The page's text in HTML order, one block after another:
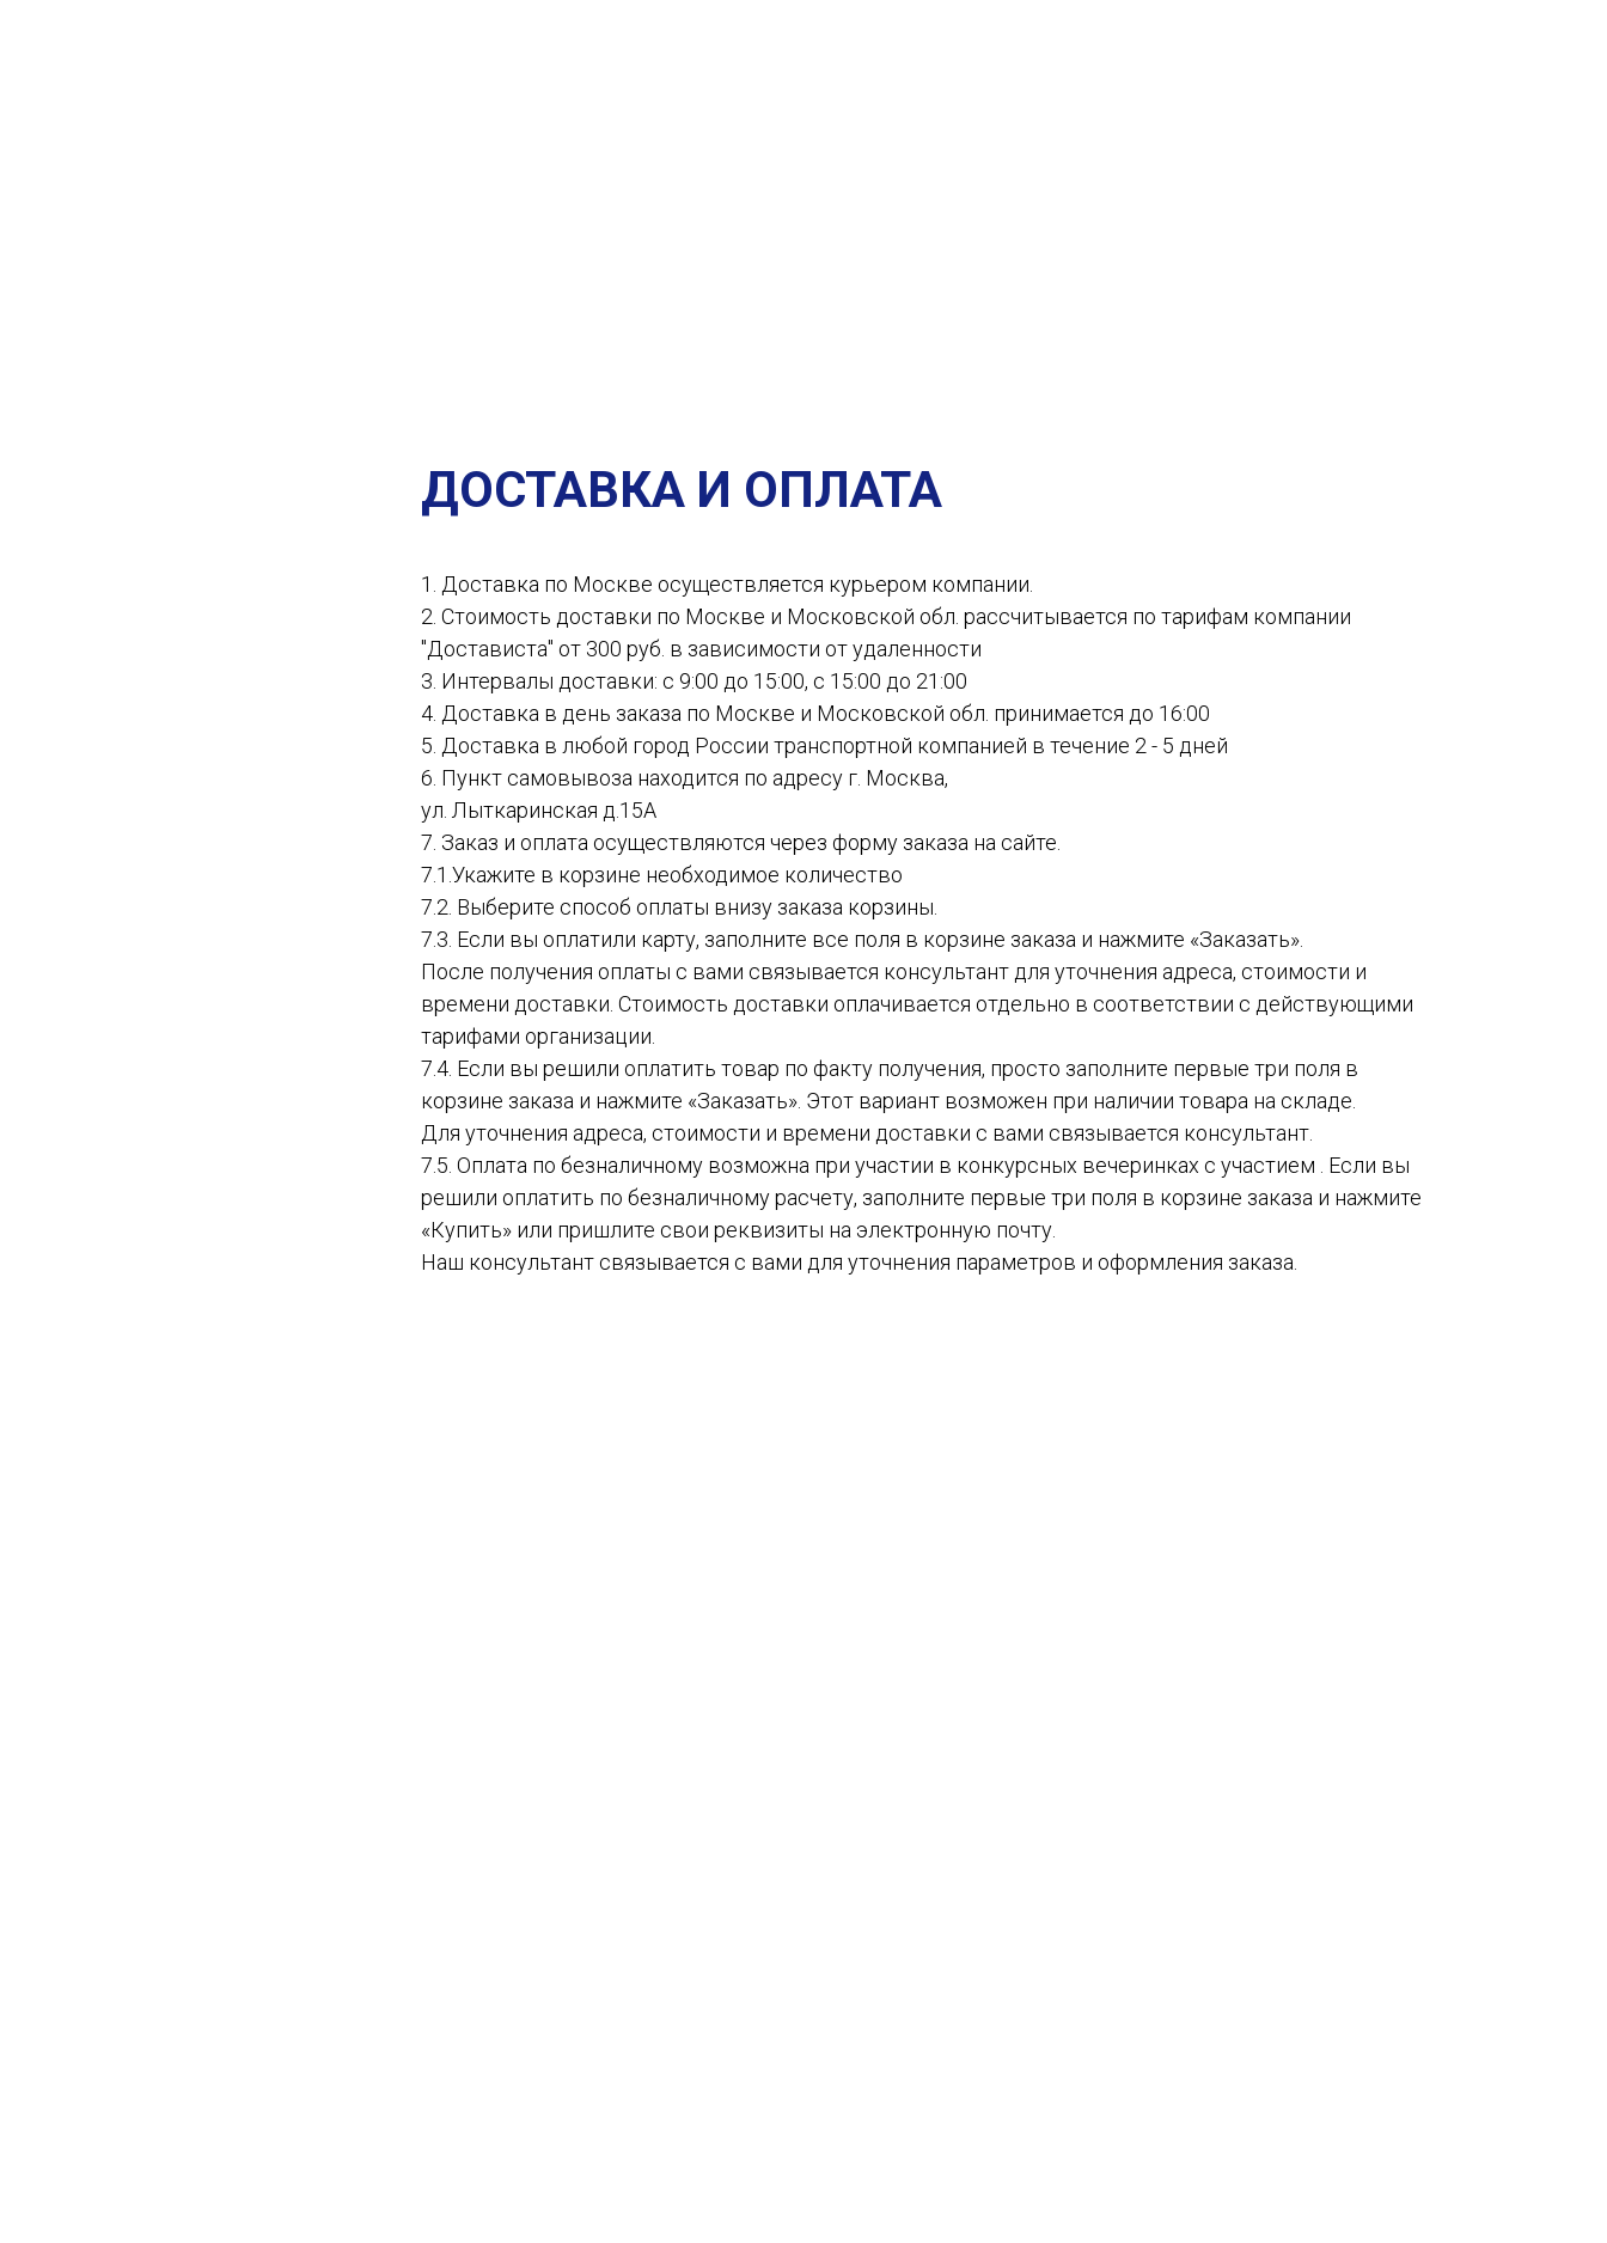
ДОСТАВКА И ОПЛАТА
1. Доставка по Москве осуществляется курьером компании.
2. Стоимость доставки по Москве и Московской обл. рассчитывается по тарифам компании
"Достависта" от 300 руб. в зависимости от удаленности
3. Интервалы доставки: с 9:00 до 15:00, с 15:00 до 21:00
4. Доставка в день заказа по Москве и Московской обл. принимается до 16:00
5. Доставка в любой город России транспортной компанией в течение 2 - 5 дней
6. Пункт самовывоза находится по адресу г. Москва,
ул. Лыткаринская д.15А
7. Заказ и оплата осуществляются через форму заказа на сайте.
7.1.Укажите в корзине необходимое количество
7.2. Выберите способ оплаты внизу заказа корзины.
7.3. Если вы оплатили карту, заполните все поля в корзине заказа и нажмите «Заказать».
После получения оплаты с вами связывается консультант для уточнения адреса, стоимости и
времени доставки. Стоимость доставки оплачивается отдельно в соответствии с действующими
тарифами организации.
7.4. Если вы решили оплатить товар по факту получения, просто заполните первые три поля в
корзине заказа и нажмите «Заказать». Этот вариант возможен при наличии товара на складе.
Для уточнения адреса, стоимости и времени доставки с вами связывается консультант.
7.5. Оплата по безналичному возможна при участии в конкурсных вечеринках с участием . Если вы
решили оплатить по безналичному расчету, заполните первые три поля в корзине заказа и нажмите
«Купить» или пришлите свои реквизиты на электронную почту.
Наш консультант связывается с вами для уточнения параметров и оформления заказа.